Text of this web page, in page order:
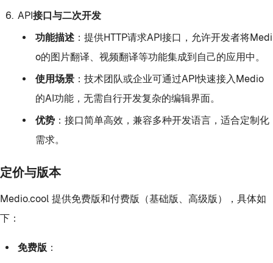
API接口与二次开发
功能描述：提供HTTP请求API接口，允许开发者将Medi
o的图片翻译、视频翻译等功能集成到自己的应用中。
使用场景：技术团队或企业可通过API快速接入Medio
的AI功能，无需自行开发复杂的编辑界面。
优势：接口简单高效，兼容多种开发语言，适合定制化
需求。
定价与版本
Medio.cool 提供免费版和付费版（基础版、高级版），具体如
下：
免费版 ：